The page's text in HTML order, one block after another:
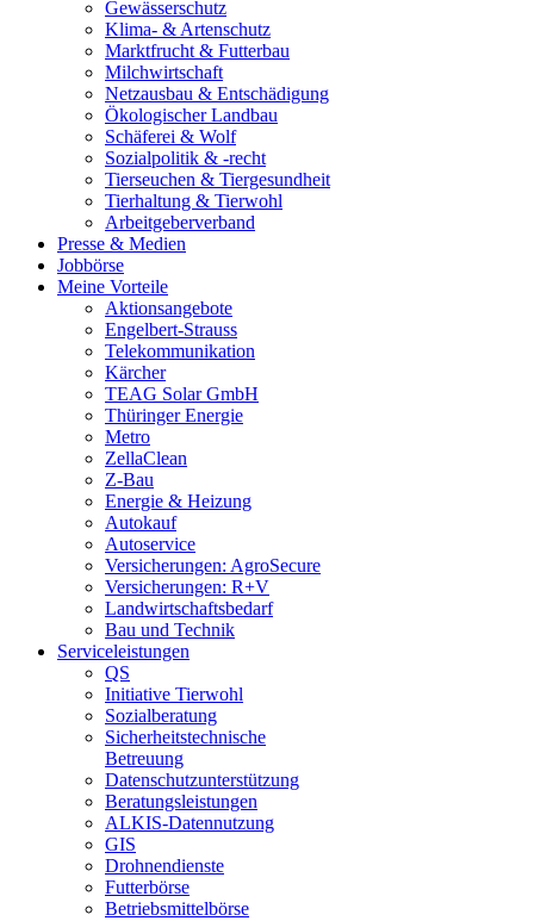
Gewässerschutz
Klima- & Artenschutz
Marktfrucht & Futterbau
Milchwirtschaft
Netzausbau & Entschädigung
Ökologischer Landbau
Schäferei & Wolf
Sozialpolitik & -recht
Tierseuchen & Tiergesundheit
Tierhaltung & Tierwohl
Arbeitgeberverband
Presse & Medien
Jobbörse
Meine Vorteile
Aktionsangebote
Engelbert-Strauss
Telekommunikation
Kärcher
TEAG Solar GmbH
Thüringer Energie
Metro
ZellaClean
Z-Bau
Energie & Heizung
Autokauf
Autoservice
Versicherungen: AgroSecure
Versicherungen: R+V
Landwirtschaftsbedarf
Bau und Technik
Service­­leistungen
QS
Initiative Tierwohl
Sozialberatung
Sicherheitstechnische
Betreuung
Datenschutzunterstützung
Beratungsleistungen
ALKIS-Datennutzung
GIS
Drohnendienste
Futterbörse
Betriebsmittelbörse